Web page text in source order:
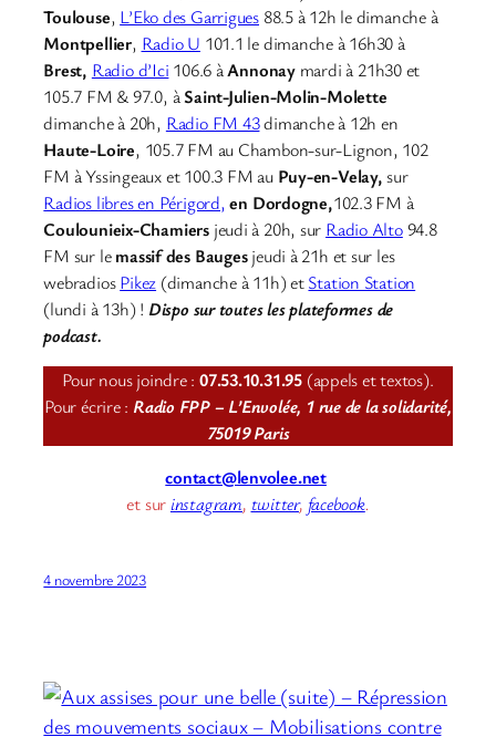
Toulouse, L’Eko des Garrigues 88.5 à 12h le dimanche à
Montpellier, Radio U 101.1 le dimanche à 16h30 à
Brest, Radio d’Ici 106.6 àAnnonay mardi à 21h30 et
105.7 FM & 97.0, àSaint-Julien-Molin-Molette
dimanche à 20h, Radio FM 43dimanche à 12h en
Haute-Loire, 105.7 FM au Chambon-sur-Lignon, 102
FM à Yssingeaux et 100.3 FM au Puy-en-Velay,sur
Radios libres en Périgord, en Dordogne,102.3 FM à
Coulounieix-Chamiers jeudi à 20h, sur Radio Alto94.8
FM sur lemassif des Baugesjeudi à 21h et sur les
webradiosPikez (dimanche à 11h) etStation Station
(lundi à 13h) ! Dispo sur toutes les plateformes de
podcast.
Pour nous joindre : 07.53.10.31.95 (appels et textos).
Pour écrire : Radio FPP – L’Envolée, 1 rue de la solidarité,
75019 Paris
contact@lenvolee.net
et sur instagram, twitter, facebook.
4 novembre 2023